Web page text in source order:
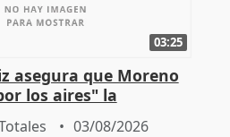
03:25
asegura que Moreno
los aires" la
acuerdo con SMA
03/08/2026